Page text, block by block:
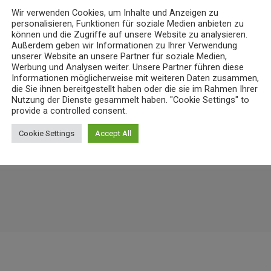
Heisenberg-Gymnasium in
NEWS
Wohnungsbrand in Rheinbrohl –
today 5. AUGUST 2026
Wir verwenden Cookies, um Inhalte und Anzeigen zu
personalisieren, Funktionen für soziale Medien anbieten zu
können und die Zugriffe auf unsere Website zu analysieren.
Außerdem geben wir Informationen zu Ihrer Verwendung
unserer Website an unsere Partner für soziale Medien,
Werbung und Analysen weiter. Unsere Partner führen diese
Informationen möglicherweise mit weiteren Daten zusammen,
die Sie ihnen bereitgestellt haben oder die sie im Rahmen Ihrer
Nutzung der Dienste gesammelt haben. "Cookie Settings" to
provide a controlled consent.
Cookie Settings Accept All